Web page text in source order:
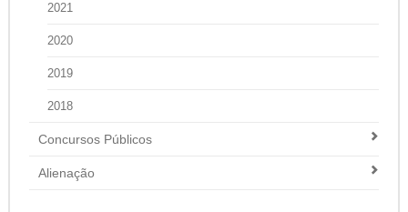
2021
2020
2019
2018
Concursos Públicos
Alienação